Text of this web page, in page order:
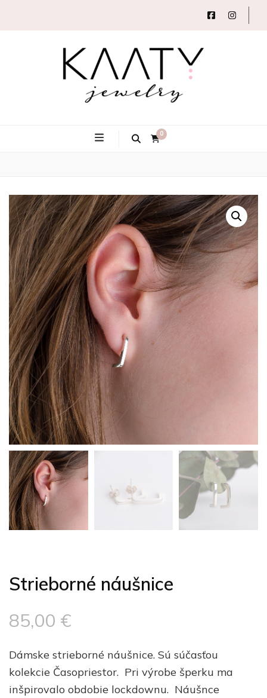
Kaaty
Jewelry
0
Strieborné náušnice
85,00 €
Dámske strieborné náušnice. Sú súčasťou
kolekcie Časopriestor. Pri výrobe šperku ma
inšpirovalo obdobie lockdownu. Náušnce